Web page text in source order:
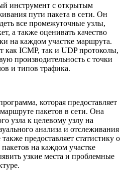
инструмент с открытым
пути пакета в сети. Он
все промежуточные узлы,
а также оценивать качество
на каждом участке маршрута.
как ICMP, так и UDP протоколы,
производительность с точки
и типов трафика.
которая предоставляет
пакетов в сети. Она
узла к целевому узлу на
анализа и отслеживания
предоставляет статистику о
на каждом участке
узкие места и проблемные